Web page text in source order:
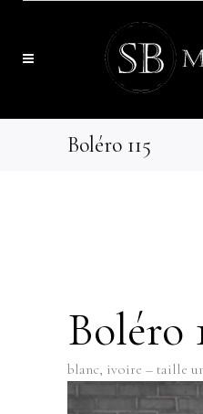
Boléro 115
Boléro
blanc, ivoire – taille